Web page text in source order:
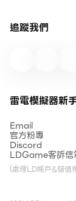
追蹤我們
雷電模擬器新
Email
官方粉專
Discord
LDGame客訴信
(處理LD帳戶&儲值